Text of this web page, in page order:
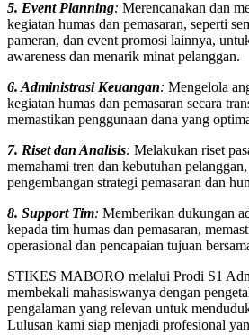
5. Event Planning: Merencanakan dan
kegiatan humas dan pemasaran, seperti
pameran, dan event promosi lainnya,
awareness dan menarik minat pelanggan.
6. Administrasi Keuangan: Mengelola
kegiatan humas dan pemasaran secara
memastikan penggunaan dana yang
7. Riset dan Analisis: Melakukan riset
memahami tren dan kebutuhan
pengembangan strategi pemasaran dan
8. Support Tim: Memberikan dukungan
kepada tim humas dan pemasaran,
operasional dan pencapaian tujuan
STIKES MABORO melalui Prodi S1
membekali mahasiswanya dengan
pengalaman yang relevan untuk
Lulusan kami siap menjadi profesional